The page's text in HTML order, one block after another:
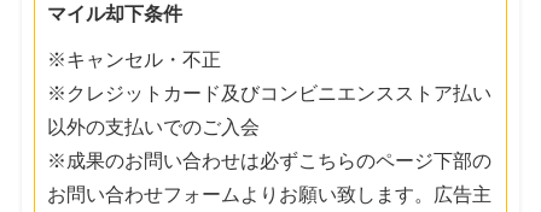
マイル却下条件
※キャンセル・不正
※クレジットカード及びコンビニエンスストア払い
以外の支払いでのご入会
※成果のお問い合わせは必ずこちらのページ下部の
お問い合わせフォームよりお願い致します。広告主